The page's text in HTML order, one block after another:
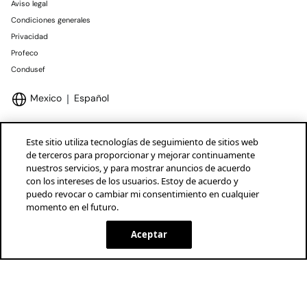
Aviso legal
Condiciones generales
Privacidad
Profeco
Condusef
Mexico Español
Marcas Tendam
Este sitio utiliza tecnologías de seguimiento de sitios web
de terceros para proporcionar y mejorar continuamente
nuestros servicios, y para mostrar anuncios de acuerdo
con los intereses de los usuarios. Estoy de acuerdo y
puedo revocar o cambiar mi consentimiento en cualquier
momento en el futuro.
Aceptar